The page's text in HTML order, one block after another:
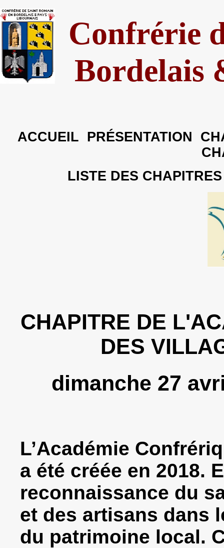
Confrérie
Bordelais
ACCUEIL PRÉSENTATION
LISTE DES
CHAPITRE DE
DES
dimanche 27
L’Académie
a été créée en 2018.
reconnaissance du
et des artisans dans
du patrimoine local.